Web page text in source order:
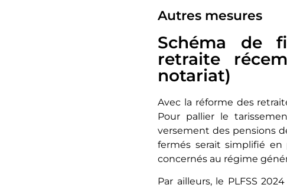
Autres mesures
Schéma de
retraite
notariat)
Avec la réforme des
Pour pallier le
versement des pensions
fermés serait simplifié en
concernés au régime
Par ailleurs, le PLFSS